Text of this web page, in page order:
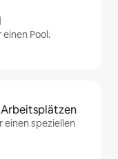
Pool.
speziellen